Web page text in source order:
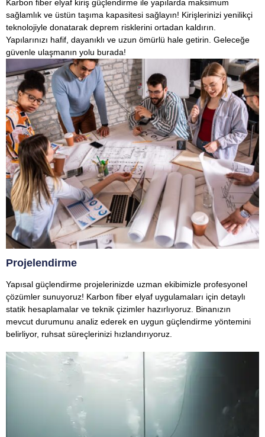
Karbon fiber elyaf kiriş güçlendirme ile yapılarda maksimum
sağlamlık ve üstün taşıma kapasitesi sağlayın! Kirişlerinizi yenilikçi
teknolojiyle donatarak deprem risklerini ortadan kaldırın.
Yapılarınızı hafif, dayanıklı ve uzun ömürlü hale getirin. Geleceğe
güvenle ulaşmanın yolu burada!
Projelendirme
Yapısal güçlendirme projelerinizde uzman ekibimizle profesyonel
çözümler sunuyoruz! Karbon fiber elyaf uygulamaları için detaylı
statik hesaplamalar ve teknik çizimler hazırlıyoruz. Binanızın
mevcut durumunu analiz ederek en uygun güçlendirme yöntemini
belirliyor, ruhsat süreçlerinizi hızlandırıyoruz.